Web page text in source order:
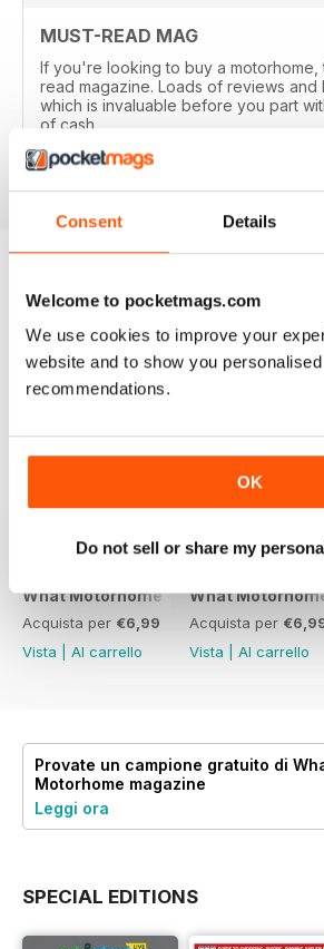
Consent Details
Welcome to pocketmags.com
We use cookies to improve your
website and to show you
recommendations.
OK
Do not sell or share my
MUST-READ MAG
If you're looking to buy a motorhome,
read magazine. Loads of reviews and
which is invaluable before you part
of cash
EDIZIONI INDIETRO
What Motorhome - Summer 2026
Acquista per €6,99
Vista
Al carrello
What
Acquista per
Vista
Al carrello
Provate un campione gratuito di
Motorhome magazine
Leggi ora
SPECIAL EDITIONS